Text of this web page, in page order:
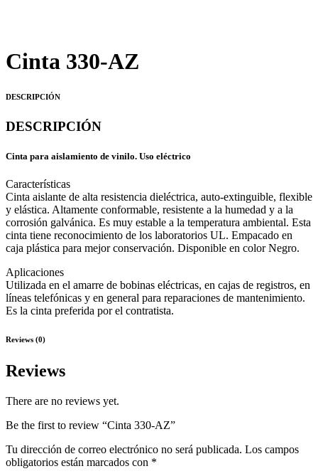
Cinta 330-AZ
DESCRIPCIÓN
DESCRIPCIÓN
Cinta para aislamiento de vinilo. Uso eléctrico
Características
Cinta aislante de alta resistencia dieléctrica, auto-extinguible, flexible
y elástica. Altamente conformable, resistente a la humedad y a la
corrosión galvánica. Es muy estable a la temperatura ambiental. Esta
cinta tiene reconocimiento de los laboratorios UL. Empacado en
caja plástica para mejor conservación. Disponible en color Negro.
Aplicaciones
Utilizada en el amarre de bobinas eléctricas, en cajas de registros, en
líneas telefónicas y en general para reparaciones de mantenimiento.
Es la cinta preferida por el contratista.
Reviews (0)
Reviews
There are no reviews yet.
Be the first to review “Cinta 330-AZ”
Tu dirección de correo electrónico no será publicada. Los campos
obligatorios están marcados con *